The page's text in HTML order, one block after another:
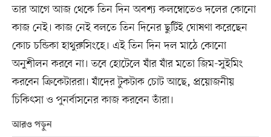
তার আগে আজ থেকে তিন দিন অবশ্য কলম্বোতেও দলের কোনো
কাজ নেই। কাজ নেই বলতে তিন দিনের ছুটিই ঘোষণা করেছেন
কোচ চন্ডিকা হাথুরুসিংহে। এই তিন দিন দল মাঠে কোনো
অনুশীলন করবে না। তবে হোটেলে যাঁর যাঁর মতো জিম-সুইমিং
করবেন ক্রিকেটাররা। যাঁদের টুকটাক চোট আছে, প্রয়োজনীয়
চিকিৎসা ও পুনর্বাসনের কাজ করবেন তাঁরা।
আরও পড়ুন